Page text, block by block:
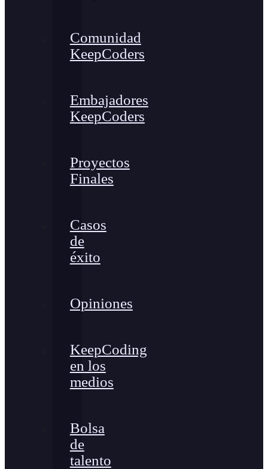
Comunidad
KeepCoders
Embajadores
KeepCoders
Proyectos
Finales
Casos
de
éxito
Opiniones
KeepCoding
en los
medios
Bolsa
de
talento